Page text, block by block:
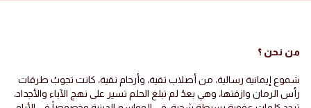
من نحن ؟
شموع إيمانية رسالية، من أصلاب تقية، وأرحام نقية، كانت تجوبُ طرقات
رأس الرمان وازقتها، وهي بعدُ لم تبلغ الحلم تسير على نهج الآباء والأجداد،